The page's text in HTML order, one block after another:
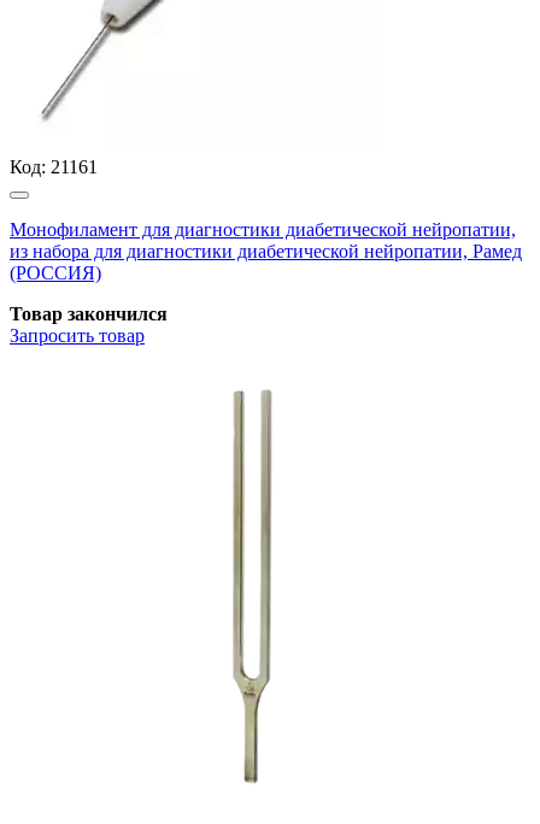
Код: 21161
Монофиламент для диагностики диабетической нейропатии,
из набора для диагностики диабетической нейропатии, Рамед
(РОССИЯ)
Товар закончился
Запросить товар